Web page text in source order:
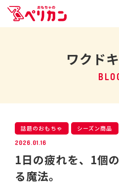
ワクド
話題のおもちゃ シーズン商品
2026.01.16
1日の疲れを、1個
る魔法。